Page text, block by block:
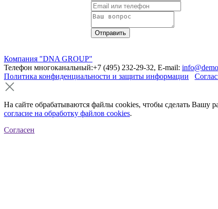
Компания "DNA GROUP"
Телефон многоканальный:+7 (495) 232-29-32, E-mail:
Политика конфиденциальности и защиты информации
На сайте обрабатываются файлы cookies, чтобы сделать Вашу
согласие на обработку файлов cookies.
Согласен